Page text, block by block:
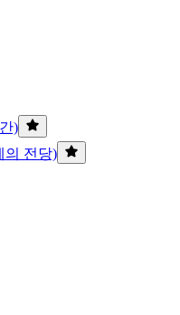
)
의 전당)